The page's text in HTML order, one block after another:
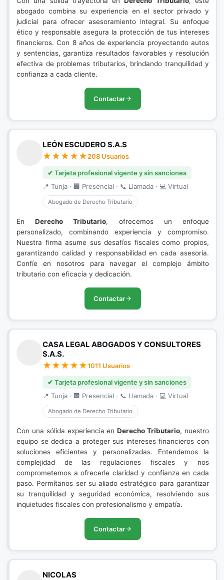
abogado combina su experiencia en el sector privado y
judicial para ofrecer asesoramiento integral. Su enfoque
ético y responsable asegura la protección de tus intereses
financieros. Con 8 años de experiencia proyectando autos
y sentencias, garantiza resultados favorables y resolución
efectiva de problemas tributarios, brindando tranquilidad y
confianza a cada cliente.
Contactar
LEÓN ESCUDERO S.A.S
208 Usuarios
✔ Tarjeta profesional vigente y sin sanciones
📍 Tunja · 🏢 Presencial · 📞 Llamada · 💻 Virtual
Abogado de Derecho Tributario
EnDerecho Tributario, ofrecemos un enfoque
personalizado, combinando experiencia y compromiso.
Nuestra firma asume sus desafíos fiscales como propios,
garantizando calidad y responsabilidad en cada asesoría.
Confíe en nosotros para navegar el complejo ámbito
tributario con eficacia y dedicación.
Contactar
CASA LEGAL ABOGADOS Y CONSULTORES
S.A.S.
1011 Usuarios
✔ Tarjeta profesional vigente y sin sanciones
📍 Tunja · 🏢 Presencial · 📞 Llamada · 💻 Virtual
Abogado de Derecho Tributario
Con una sólida experiencia enDerecho Tributario, nuestro
equipo se dedica a proteger sus intereses financieros con
soluciones eficientes y personalizadas. Entendemos la
complejidad de las regulaciones fiscales y nos
comprometemos a ofrecerle claridad y confianza en cada
paso. Permítanos ser su aliado estratégico para garantizar
su tranquilidad y seguridad económica, resolviendo sus
inquietudes fiscales con profesionalismo y empatía.
Contactar
NICOLAS